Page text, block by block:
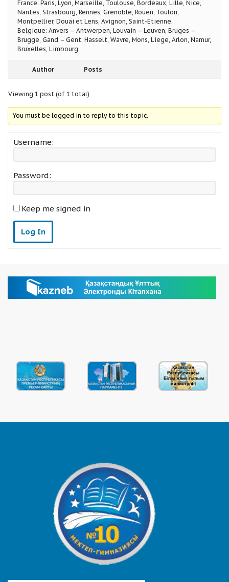
France: Paris, Lyon, Marseille, Toulouse, Bordeaux, Lille, Nice,
Nantes, Strasbourg, Rennes, Grenoble, Rouen, Toulon,
Montpellier, Douai et Lens, Avignon, Saint-Etienne.
Belgique: Anvers – Antwerpen, Louvain – Leuven, Bruges –
Brugge, Gand – Gent, Hasselt, Wavre, Mons, Liege, Arlon, Namur,
Bruxelles, Limbourg.
Author Posts
Viewing 1 post (of 1 total)
You must be logged in to reply to this topic.
Username:
Password:
Keep me signed in
Log In